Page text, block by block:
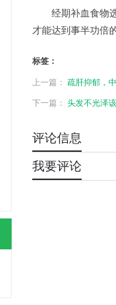
经期补血食物选
才能达到事半功倍
标签：
上一篇： 疏肝抑郁，
下一篇： 头发不光泽
评论信息
我要评论